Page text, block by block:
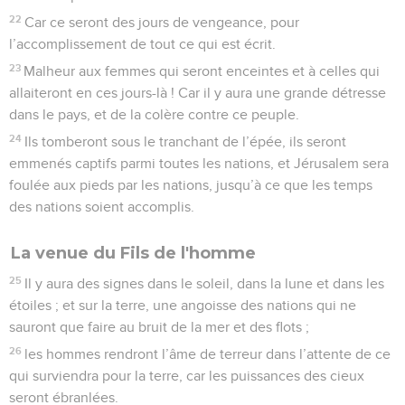
22 Car ce seront des jours de vengeance, pour
l’accomplissement de tout ce qui est écrit.
23 Malheur aux femmes qui seront enceintes et à celles qui
allaiteront en ces jours-là ! Car il y aura une grande détresse
dans le pays, et de la colère contre ce peuple.
24 Ils tomberont sous le tranchant de l’épée, ils seront
emmenés captifs parmi toutes les nations, et Jérusalem sera
foulée aux pieds par les nations, jusqu’à ce que les temps
des nations soient accomplis.
La venue du Fils de l'homme
25 Il y aura des signes dans le soleil, dans la lune et dans les
étoiles ; et sur la terre, une angoisse des nations qui ne
sauront que faire au bruit de la mer et des flots ;
26 les hommes rendront l’âme de terreur dans l’attente de ce
qui surviendra pour la terre, car les puissances des cieux
seront ébranlées.